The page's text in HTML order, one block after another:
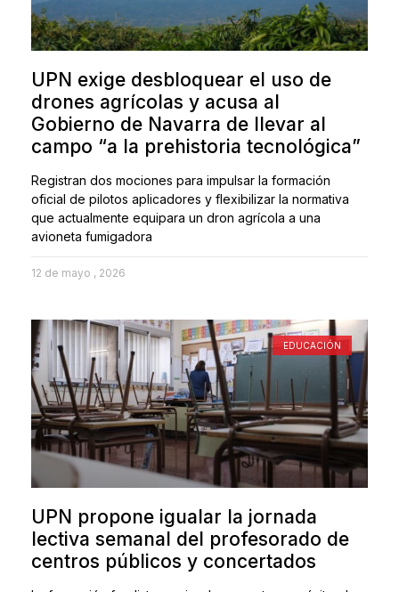
UPN exige desbloquear el uso de
drones agrícolas y acusa al
Gobierno de Navarra de llevar al
campo “a la prehistoria tecnológica”
Registran dos mociones para impulsar la formación
oficial de pilotos aplicadores y flexibilizar la normativa
que actualmente equipara un dron agrícola a una
avioneta fumigadora
12 de mayo , 2026
EDUCACIÓN
UPN propone igualar la jornada
lectiva semanal del profesorado de
centros públicos y concertados